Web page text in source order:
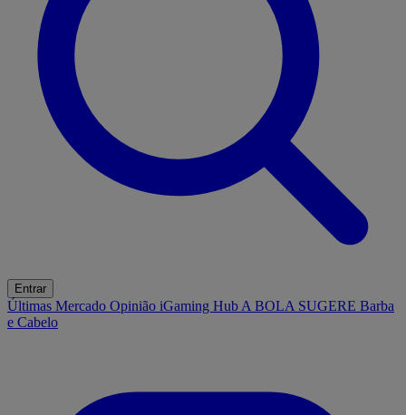
Entrar
Últimas Mercado Opinião iGaming Hub A BOLA SUGERE Barba
e Cabelo